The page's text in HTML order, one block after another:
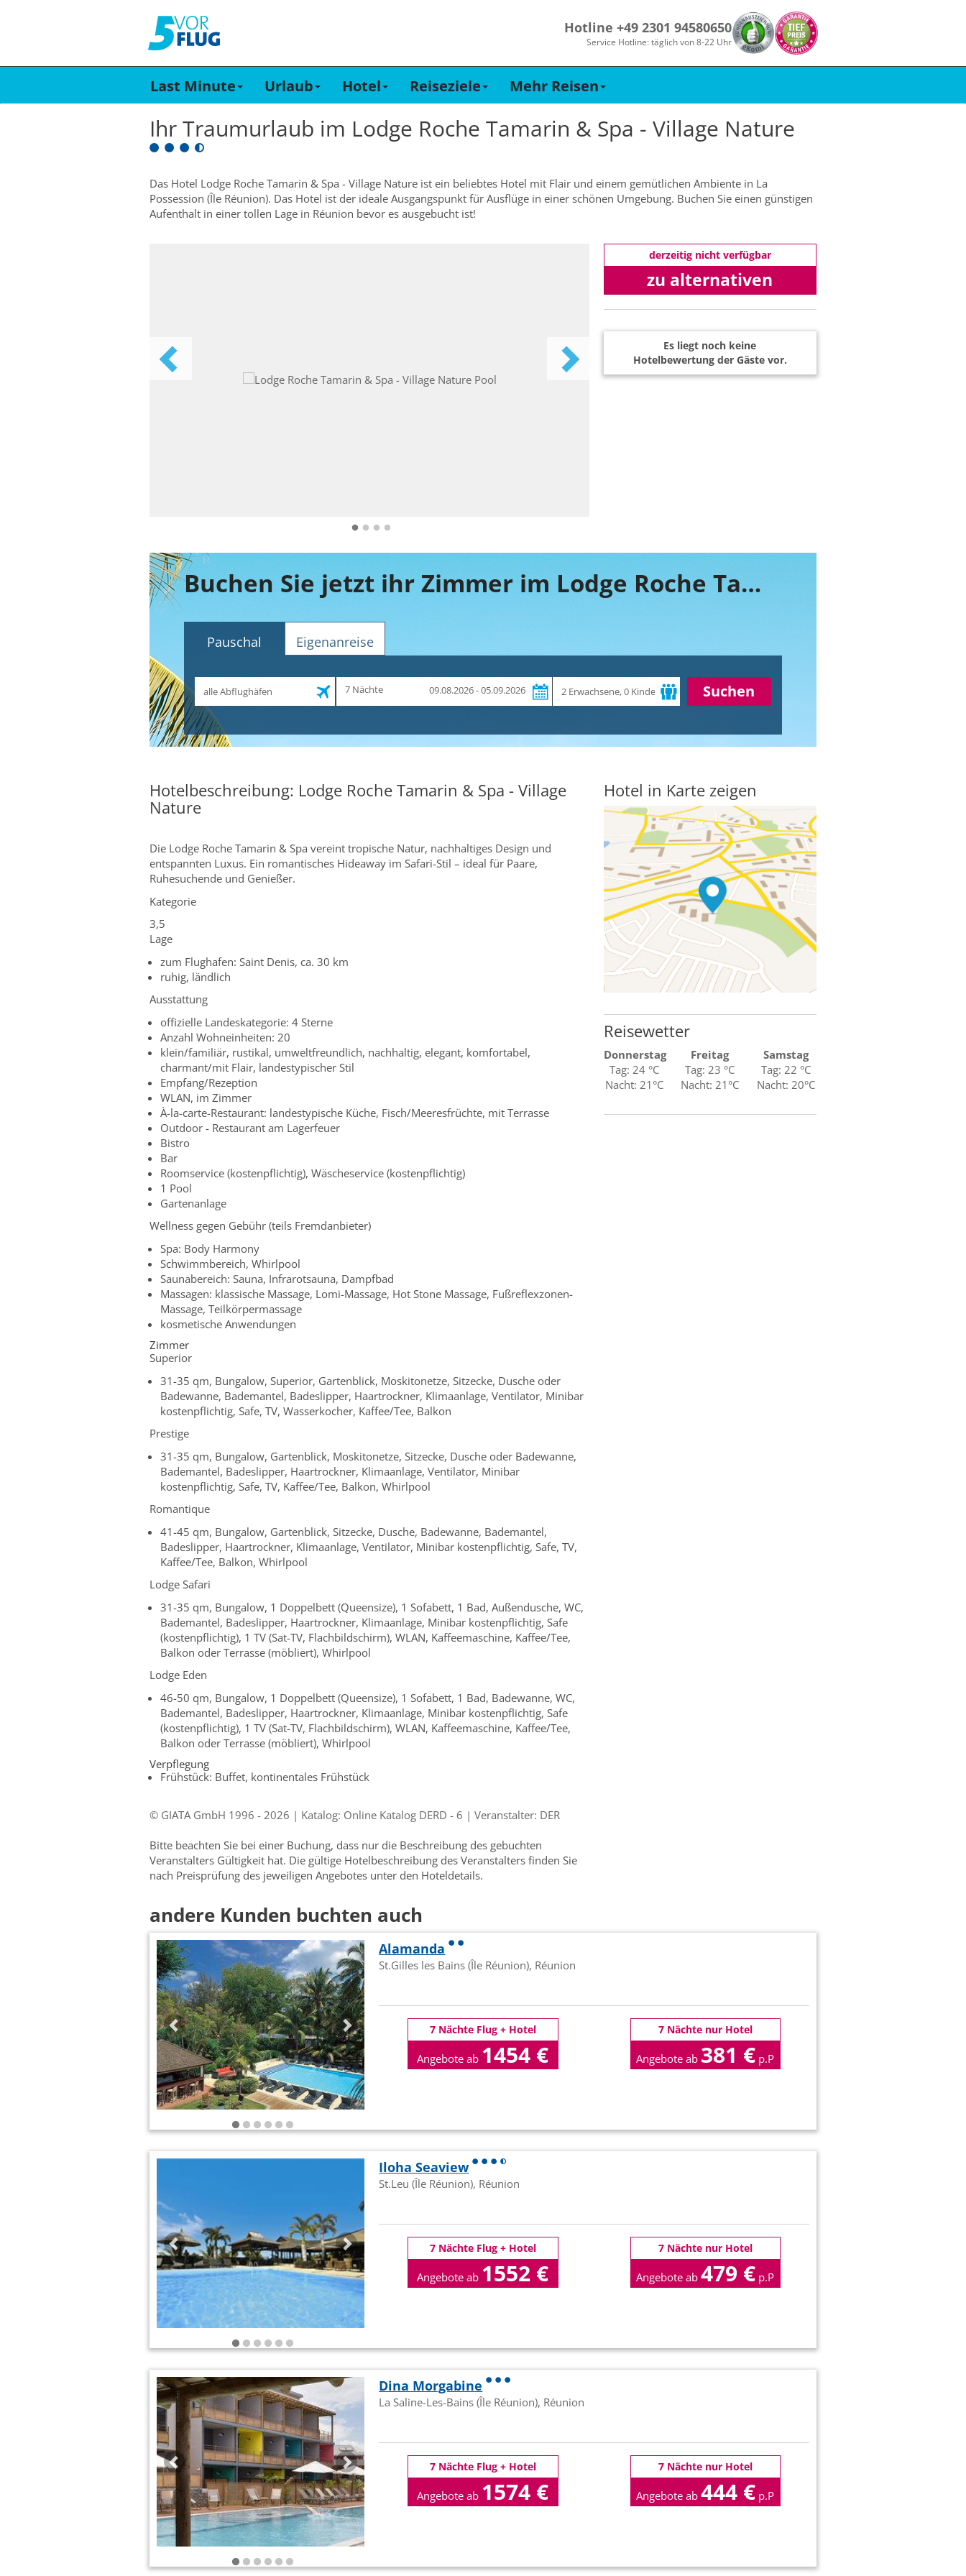
Hotline +49 2301 94580650
Service Hotline: täglich von 8-22 Uhr
Last Minute Urlaub Hotel Reiseziele Mehr Reisen
Ihr Traumurlaub im Lodge Roche Tamarin & Spa - Village Nature
Das Hotel Lodge Roche Tamarin & Spa - Village Nature ist ein beliebtes Hotel mit Flair und einem gemütlichen Ambiente in La
Possession (Île Réunion). Das Hotel ist der ideale Ausgangspunkt für Ausflüge in einer schönen Umgebung. Buchen Sie einen günstigen
Aufenthalt in einer tollen Lage in Réunion bevor es ausgebucht ist!
derzeitig nicht verfügbar
zu alternativen
Angeboten
Es liegt noch keine
Hotelbewertung der Gäste vor.
Buchen Sie jetzt ihr Zimmer im Lodge Roche Tamarin & Spa - Village Nature
Pauschal Eigenanreise
Zeitraum
7 Nächte 09.08.2026 - 05.09.2026 Suchen
Hotelbeschreibung: Lodge Roche Tamarin & Spa - Village
Nature
Die Lodge Roche Tamarin & Spa vereint tropische Natur, nachhaltiges Design und
entspannten Luxus. Ein romantisches Hideaway im Safari-Stil – ideal für Paare,
Ruhesuchende und Genießer.
Kategorie
3,5
Lage
zum Flughafen: Saint Denis, ca. 30 km
ruhig, ländlich
Ausstattung
offizielle Landeskategorie: 4 Sterne
Anzahl Wohneinheiten: 20
klein/familiär, rustikal, umweltfreundlich, nachhaltig, elegant, komfortabel,
charmant/mit Flair, landestypischer Stil
Empfang/Rezeption
WLAN, im Zimmer
À-la-carte-Restaurant: landestypische Küche, Fisch/Meeresfrüchte, mit Terrasse
Outdoor - Restaurant am Lagerfeuer
Bistro
Bar
Roomservice (kostenpflichtig), Wäscheservice (kostenpflichtig)
1 Pool
Gartenanlage
Wellness gegen Gebühr (teils Fremdanbieter)
Spa: Body Harmony
Schwimmbereich, Whirlpool
Saunabereich: Sauna, Infrarotsauna, Dampfbad
Massagen: klassische Massage, Lomi-Massage, Hot Stone Massage, Fußreflexzonen-
Massage, Teilkörpermassage
kosmetische Anwendungen
Zimmer
Superior
31-35 qm, Bungalow, Superior, Gartenblick, Moskitonetze, Sitzecke, Dusche oder
Badewanne, Bademantel, Badeslipper, Haartrockner, Klimaanlage, Ventilator, Minibar
kostenpflichtig, Safe, TV, Wasserkocher, Kaffee/Tee, Balkon
Prestige
31-35 qm, Bungalow, Gartenblick, Moskitonetze, Sitzecke, Dusche oder Badewanne,
Bademantel, Badeslipper, Haartrockner, Klimaanlage, Ventilator, Minibar
kostenpflichtig, Safe, TV, Kaffee/Tee, Balkon, Whirlpool
Romantique
41-45 qm, Bungalow, Gartenblick, Sitzecke, Dusche, Badewanne, Bademantel,
Badeslipper, Haartrockner, Klimaanlage, Ventilator, Minibar kostenpflichtig, Safe, TV,
Kaffee/Tee, Balkon, Whirlpool
Lodge Safari
31-35 qm, Bungalow, 1 Doppelbett (Queensize), 1 Sofabett, 1 Bad, Außendusche, WC,
Bademantel, Badeslipper, Haartrockner, Klimaanlage, Minibar kostenpflichtig, Safe
(kostenpflichtig), 1 TV (Sat-TV, Flachbildschirm), WLAN, Kaffeemaschine, Kaffee/Tee,
Balkon oder Terrasse (möbliert), Whirlpool
Lodge Eden
46-50 qm, Bungalow, 1 Doppelbett (Queensize), 1 Sofabett, 1 Bad, Badewanne, WC,
Bademantel, Badeslipper, Haartrockner, Klimaanlage, Minibar kostenpflichtig, Safe
(kostenpflichtig), 1 TV (Sat-TV, Flachbildschirm), WLAN, Kaffeemaschine, Kaffee/Tee,
Balkon oder Terrasse (möbliert), Whirlpool
Verpflegung
Frühstück: Buffet, kontinentales Frühstück
© GIATA GmbH 1996 - 2026 | Katalog: Online Katalog DERD - 6 | Veranstalter: DER
Bitte beachten Sie bei einer Buchung, dass nur die Beschreibung des gebuchten
Veranstalters Gültigkeit hat. Die gültige Hotelbeschreibung des Veranstalters finden Sie
nach Preisprüfung des jeweiligen Angebotes unter den Hoteldetails.
Hotel in Karte zeigen
Reisewetter
Donnerstag
Tag: 24 °C
Nacht: 21°C
Freitag
Tag: 23 °C
Nacht: 21°C
Samstag
Tag: 22 °C
Nacht: 20°C
andere Kunden buchten auch
Alamanda
St.Gilles les Bains (Île Réunion), Réunion
7 Nächte Flug + Hotel
Angebote ab 1454 €
7 Nächte nur Hotel
Angebote ab 381 € p.P
Iloha Seaview
St.Leu (Île Réunion), Réunion
7 Nächte Flug + Hotel
Angebote ab 1552 €
7 Nächte nur Hotel
Angebote ab479 € p.P
Dina Morgabine
La Saline-Les-Bains (Île Réunion), Réunion
7 Nächte Flug + Hotel
Angebote ab 1574 €
7 Nächte nur Hotel
Angebote ab444 € p.P